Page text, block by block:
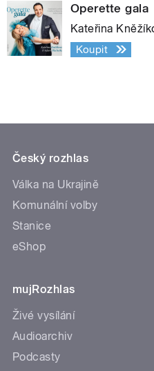
Operette gala
Kateřina
Koupit
Český rozhlas
Válka na Ukrajině
Komunální volby
Stanice
eShop
mujRozhlas
Živé vysílání
Audioarchiv
Podcasty